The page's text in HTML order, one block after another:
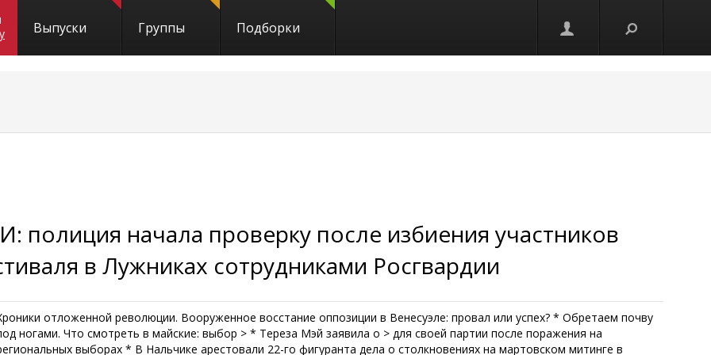
Выпуски Группы Подборки
полиция начала проверку после избиения участников
в Лужниках сотрудниками Росгвардии
отложенной революции. Вооруженное восстание оппозиции в Венесуэле: провал или успех? * Обретаем почву
ногами. Что смотреть в майские: выбор > * Тереза Мэй заявила о > для своей партии после поражения на
выборах * В Нальчике арестовали 22-го фигуранта дела о столкновениях на мартовском митинге в